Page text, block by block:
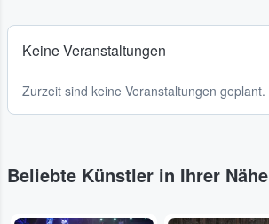
Keine Veranstaltungen
Zurzeit sind keine Veranstaltungen geplant.
Beliebte Künstler in Ihrer Nähe